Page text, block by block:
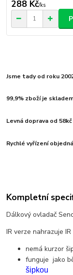
288 Kč/ks
Jsme tady od roku
99,9% zboží je
Levná doprava od 58kč
Rychlé vyřízení
Kompletní
Dálkový ovladač
IR verze nahrazuje
nemá kurzor
funguje jako
šipkou